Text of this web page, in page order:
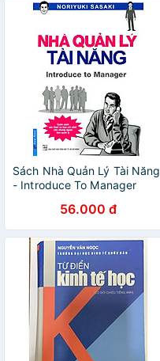
Sách Nhà Quản Lý Tài Năng
- Introduce To Manager
56.000 đ